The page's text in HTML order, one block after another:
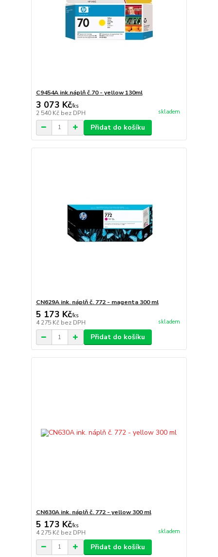
C9454A ink.náplň č.70 - yellow 130ml
3 073 Kč/ks
2 540 Kč bez DPH skladem
Přidat do košíku
CN629A ink. náplň č. 772 - magenta 300 ml
5 173 Kč/ks
4 275 Kč bez DPH skladem
Přidat do košíku
CN630A ink. náplň č. 772 - yellow 300 ml
5 173 Kč/ks
4 275 Kč bez DPH skladem
Přidat do košíku